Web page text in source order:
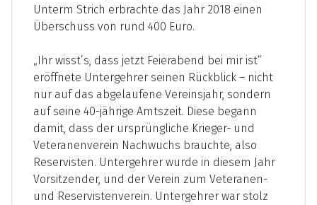
Unterm Strich erbrachte das Jahr 2018 einen
Überschuss von rund 400 Euro.
„Ihr wisst’s, dass jetzt Feierabend bei mir ist“
eröffnete Untergehrer seinen Rückblick – nicht
nur auf das abgelaufene Vereinsjahr, sondern
auf seine 40-jährige Amtszeit. Diese begann
damit, dass der ursprüngliche Krieger- und
Veteranenverein Nachwuchs brauchte, also
Reservisten. Untergehrer wurde in diesem Jahr
Vorsitzender, und der Verein zum Veteranen-
und Reservistenverein. Untergehrer war stolz